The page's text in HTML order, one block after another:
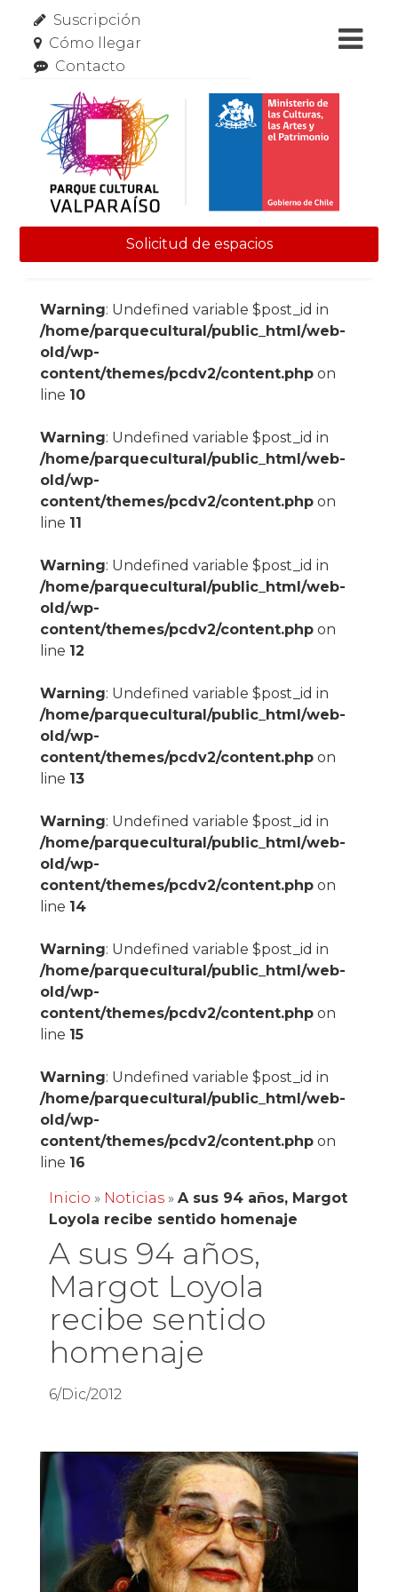
Suscripción
Cómo llegar
Contacto
Solicitud de espacios
Warning: Undefined variable $post_id in
/home/parquecultural/public_html/web-
old/wp-
content/themes/pcdv2/content.phpon
line 10
Warning: Undefined variable $post_id in
/home/parquecultural/public_html/web-
old/wp-
content/themes/pcdv2/content.phpon
line 11
Warning: Undefined variable $post_id in
/home/parquecultural/public_html/web-
old/wp-
content/themes/pcdv2/content.phpon
line 12
Warning: Undefined variable $post_id in
/home/parquecultural/public_html/web-
old/wp-
content/themes/pcdv2/content.phpon
line 13
Warning: Undefined variable $post_id in
/home/parquecultural/public_html/web-
old/wp-
content/themes/pcdv2/content.phpon
line 14
Warning: Undefined variable $post_id in
/home/parquecultural/public_html/web-
old/wp-
content/themes/pcdv2/content.phpon
line 15
Warning: Undefined variable $post_id in
/home/parquecultural/public_html/web-
old/wp-
content/themes/pcdv2/content.phpon
line 16
Inicio » Noticias» A sus 94 años, Margot
Loyola recibe sentido homenaje
A sus 94 años,
Margot Loyola
recibe sentido
homenaje
6/Dic/2012